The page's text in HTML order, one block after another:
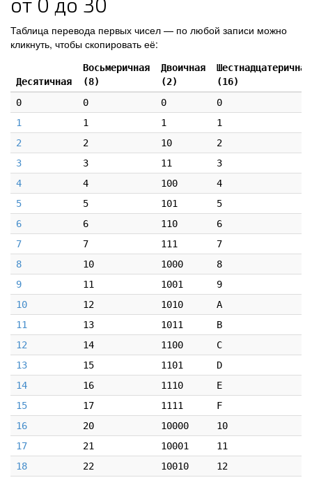
Таблица перевода первых чисел — по любой записи можно
кликнуть, чтобы скопировать её:
Десятичная
Восьмеричная
(8)
Двоичная
(2)
Шестнадцатеричная
(16)
0
0 0
0
1
1 1
1
2
2 10
2
3
3 11
3
4
4 100
4
5
5 101
5
6
6 110
6
7
7 111
7
8
10 1000
8
9
11 1001
9
10
12 1010
A
11
13 1011
B
12
14 1100
C
13
15 1101
D
14
16 1110
E
15
17 1111
F
16
20 10000
10
17
21 10001
11
18
22 10010
12